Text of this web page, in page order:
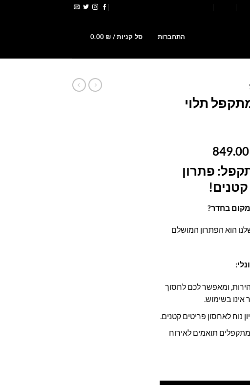
התחברות סל קניות / 0.00 ₪
תלוי
849.00
הוא:
849.00 ₪.
פתרון
בחדר?
הוא הפתרון המושלם
ומאפשר לכם לחסוך
אינו בשימוש.
נוח לאחסון פריטים קטנים.
תואמים לאירוח